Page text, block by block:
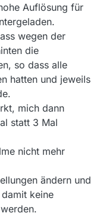
Auflösung für
wegen der
die
so dass alle
hatten und jeweils
mich dann
statt 3 Mal
nicht mehr
ändern und
keine